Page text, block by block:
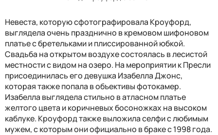
Невеста, которую сфотографировала Кроуфорд,
выглядела очень празднично в кремовом шифоновом
платье с бретельками и плиссированной юбкой.
Свадьба на открытом воздухе состоялась в лесистой
местности с видом на озеро. На мероприятии к Пресли
присоединилась его девушка Изабелла Джонс,
которая также попала в объективы фотокамер.
Изабелла выглядела стильно в атласном платье
желтого цвета и коричневых босоножках на высоком
каблуке. Кроуфорд также выложила селфи с любимым
мужем, с которым они официально в браке с 1998 года.